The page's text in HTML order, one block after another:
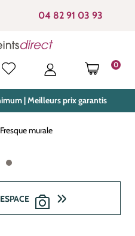
04 82 91 03 93
0
LE
| Meilleurs prix garantis
Fresque murale